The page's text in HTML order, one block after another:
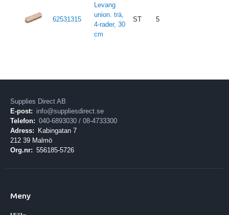
62531315
Levang
union. trä,
4-rader, 30
cm
ST 5
Supplies Direct AB
E-post: info@suppliesdirect.se
Telefon: 040-6893030 / 08-4733300
Adress:
Kabingatan 7
212 39 Malmö
Org.nr: 556185-5726
Meny